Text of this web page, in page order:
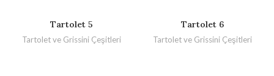
Tartolet 5
Tartolet ve Grissini Çeşitleri
Tartolet 6
Tartolet ve Grissini Çeşitleri